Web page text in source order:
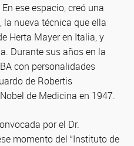
ese espacio, creó una
la nueva técnica que ella
Herta Mayer en Italia, y
Durante sus años en la
con personalidades
de Robertis
de Medicina en 1947.
por el Dr.
momento del “Instituto de